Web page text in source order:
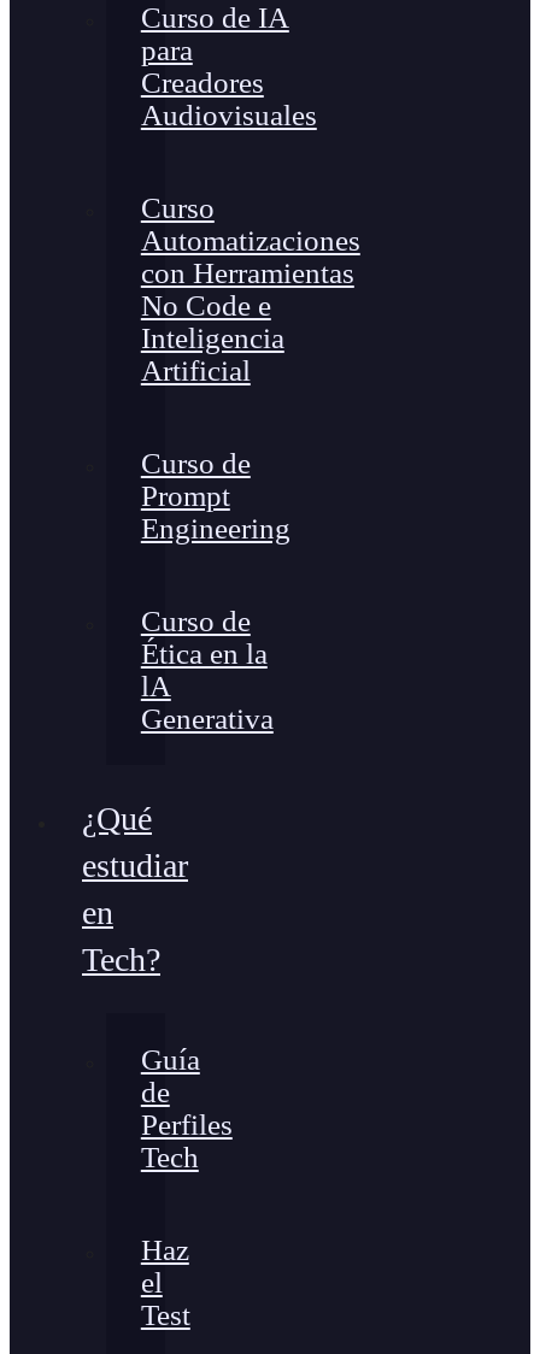
Curso de IA
para
Creadores
Audiovisuales
Curso
Automatizaciones
con Herramientas
No Code e
Inteligencia
Artificial
Curso de
Prompt
Engineering
Curso de
Ética en la
lA
Generativa
¿Qué
estudiar
en
Tech?
Guía
de
Perfiles
Tech
Haz
el
Test